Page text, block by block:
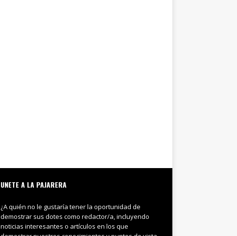
UNETE A LA PAJARERA
¿A quién no le gustaría tener la oportunidad de
demostrar sus dotes como redactor/a, incluyendo
noticias interesantes o artículos en los que